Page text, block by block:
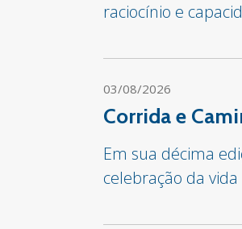
raciocínio e
03/08/2026
Corrida e
Em sua décima
celebração da vida